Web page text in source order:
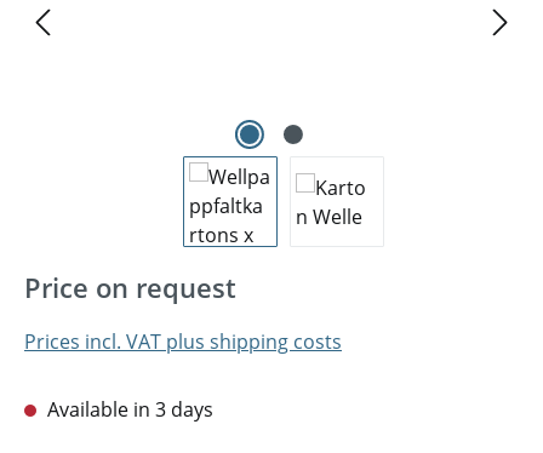
Price on request
Prices incl. VAT plus shipping costs
Available in 3 days